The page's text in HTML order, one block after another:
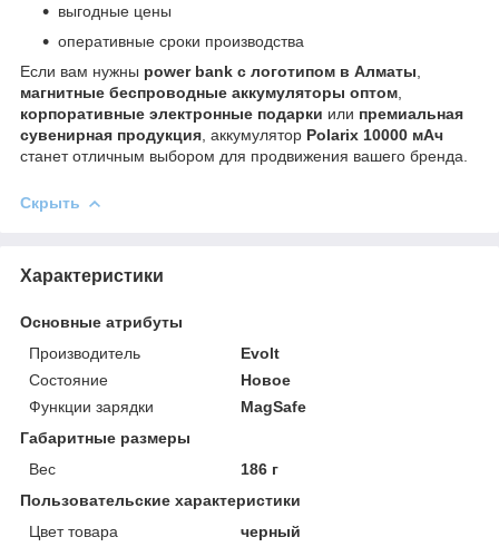
выгодные цены
оперативные сроки производства
Если вам нужны power bank с логотипом в Алматы
магнитные беспроводные аккумуляторы оптом
корпоративные электронные подарки или премиальная
сувенирная продукция , аккумулятор Polarix 10000 мАч
станет отличным выбором для продвижения вашего бренда.
Скрыть
Характеристики
Основные атрибуты
Производитель
Evolt
Состояние
Новое
Функции зарядки
MagSafe
Габаритные размеры
Вес
186 г
Пользовательские характеристики
Цвет товара
черный